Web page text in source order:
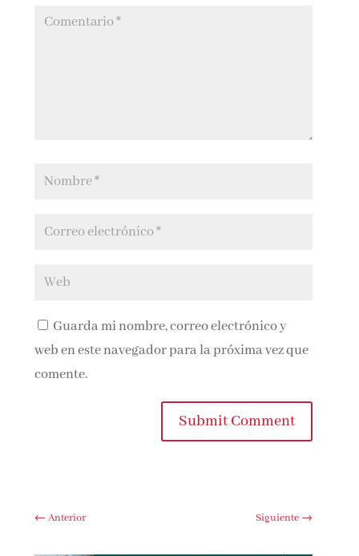
Guarda mi nombre, correo electrónico y
web en este navegador para la próxima vez que
comente.
Submit Comment
←Anterior Siguiente→